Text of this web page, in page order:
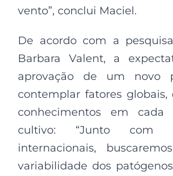
vento”, conclui Maciel.
De acordo com a
Barbara Valent, a
aprovação de um novo
contemplar fatores globais,
conhecimentos em cada
cultivo: “Junto com
internacionais,
variabilidade dos